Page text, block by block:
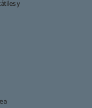
y